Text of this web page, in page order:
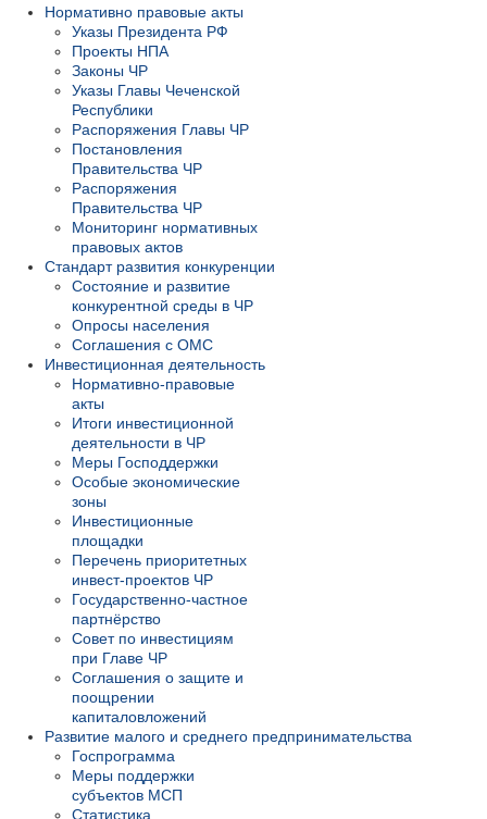
Нормативно правовые акты
Указы Президента РФ
Проекты НПА
Законы ЧР
Указы Главы Чеченской
Республики
Распоряжения Главы ЧР
Постановления
Правительства ЧР
Распоряжения
Правительства ЧР
Мониторинг нормативных
правовых актов
Стандарт развития конкуренции
Состояние и развитие
конкурентной среды в ЧР
Опросы населения
Соглашения с ОМС
Инвестиционная деятельность
Нормативно-правовые
акты
Итоги инвестиционной
деятельности в ЧР
Меры Господдержки
Особые экономические
зоны
Инвестиционные
площадки
Перечень приоритетных
инвест-проектов ЧР
Государственно-частное
партнёрство
Совет по инвестициям
при Главе ЧР
Соглашения о защите и
поощрении
капиталовложений
Развитие малого и среднего предпринимательства
Госпрограмма
Меры поддержки
субъектов МСП
Статистика